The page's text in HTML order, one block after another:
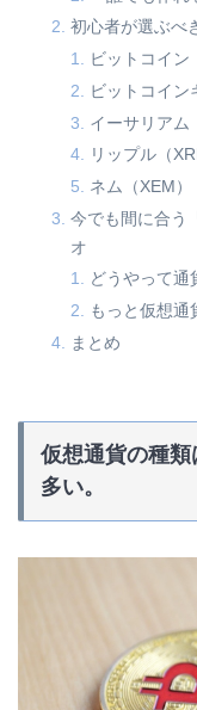
初心者が選ぶべ
ビットコイン
ビットコイン
イーサリアム
リップル（
ネム（XEM）
今でも間に合う
オ
どうやって通
もっと仮想通
まとめ
仮想通貨の種
多い。